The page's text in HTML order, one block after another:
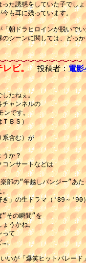
た誘惑をしていた子でし
今も耳に残っています。
朝ドラヒロインが脱いで
シーンに関しては、どっ
レビ。投稿者：電影
たねぇ。
チャンネルの
ンです。
ＢＳ）
系含む）が
か？
コンサートなどは
部の“年越しバンジー”あた
。
き」の生ドラマ（'89～'90
“その瞬間”を
うかね。
って
…。
いが「爆笑ヒットパレード